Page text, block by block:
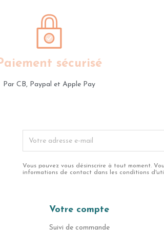
sécurisé
Par CB, Paypal et Apple Pay
Vous pouvez vous désinscrire à tout moment.
informations de contact dans les conditions
Votre compte
Suivi de commande